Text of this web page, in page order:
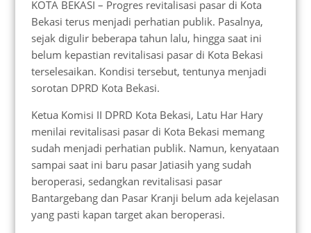
KOTA BEKASI – Progres revitalisasi pasar di Kota
Bekasi terus menjadi perhatian publik. Pasalnya,
sejak digulir beberapa tahun lalu, hingga saat ini
belum kepastian revitalisasi pasar di Kota Bekasi
terselesaikan. Kondisi tersebut, tentunya menjadi
sorotan DPRD Kota Bekasi.
Ketua Komisi II DPRD Kota Bekasi, Latu Har Hary
menilai revitalisasi pasar di Kota Bekasi memang
sudah menjadi perhatian publik. Namun, kenyataan
sampai saat ini baru pasar Jatiasih yang sudah
beroperasi, sedangkan revitalisasi pasar
Bantargebang dan Pasar Kranji belum ada kejelasan
yang pasti kapan target akan beroperasi.